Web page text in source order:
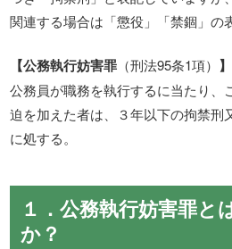
関連する場合は「懲役」「禁錮」の
【公務執行妨害罪 （刑法95条1項） 】
公務員が職務を執行するに当たり、
迫を加えた者は、３年以下の拘禁刑
に処する。
１．公務執行妨害罪と
か？